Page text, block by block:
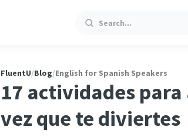
Search
FluentU/Blog/English for Spanish Speakers
17 actividades
vez que te diviertes